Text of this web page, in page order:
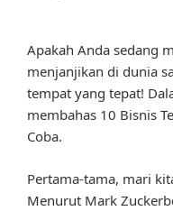
Apakah Anda sedang
menjanjikan di dunia
tempat yang tepat!
membahas 10 Bisnis
Coba.
Pertama-tama, mari
Menurut Mark